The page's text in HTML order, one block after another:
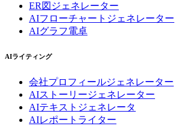
ER図ジェネレーター
AIフローチャートジェネレーター
AIグラフ電卓
AIライティング
会社プロフィールジェネレーター
AIストーリージェネレーター
AIテキストジェネレータ
AIレポートライター